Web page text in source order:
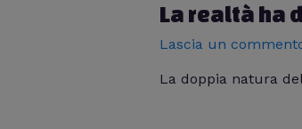
La realtà ha
Lascia un
La doppia natura